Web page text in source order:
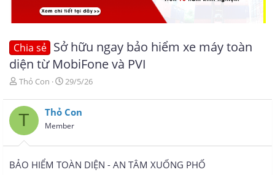
Chia sẻ Sở hữu ngay bảo hiểm xe máy toàn
diện từ MobiFone và PVI
T
r
e
d
s
t
a
Thỏ Con
N
à
y
g
i
29/5/26
T Thỏ Con
Member
BẢO HIỂM TOÀN DIỆN - AN TÂM XUỐNG PHỐ